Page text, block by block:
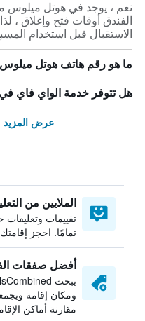
نعم ، يوجد في هوتل ميلوس
الفندق أوقات فتح وإغلاق ،
الاستقبال قبل استخدام
ما هو رقم هاتف هوتل
هل تتوفر خدمة الواي فاي
عرض المزيد
الملايين من
تقييمات وتعليقات
تمامًا. احجز
أفضل صفقات
ومكان إقامة
مقارنة أماكن